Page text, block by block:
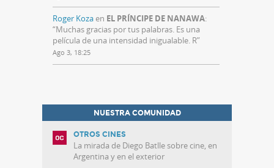
Roger Kozaen EL PRÍNCIPE DE NANAWA:
“Muchas gracias por tus palabras. Es una
película de una intensidad inigualable. R”
Ago 3, 18:25
NUESTRA COMUNIDAD
OTROS CINES
La mirada de Diego Batlle sobre cine, en
Argentina y en el exterior